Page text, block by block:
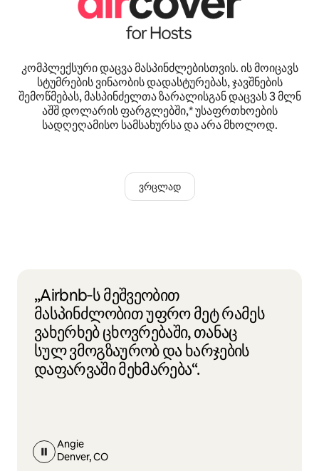
კომპლექსური დაცვა მასპინძლებისთვის. ის მოიცავს
სტუმრების ვინაობის დადასტურებას, ჯავშნების
შემოწმებას, მასპინძელთა ზარალისგან დაცვას 3 მლნ
აშშ დოლარის ფარგლებში,* უსაფრთხოების
სადღეღამისო სამსახურსა და არა მხოლოდ.
ვრცლად
„Airbnb‑ს მეშვეობით
მასპინძლობით უფრო მეტ რამეს
ვახერხებ ცხოვრებაში, თანაც
სულ ვმოგზაურობ და ხარჯების
დაფარვაში მეხმარება“.
Angie
Denver, CO